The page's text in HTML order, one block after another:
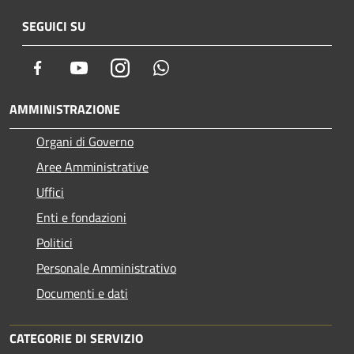
SEGUICI SU
Facebook YoutubeInstagram
AMMINISTRAZIONE
Organi di Governo
Aree Amministrative
Uffici
Enti e fondazioni
Politici
Personale Amministrativo
Documenti e dati
CATEGORIE DI SERVIZIO